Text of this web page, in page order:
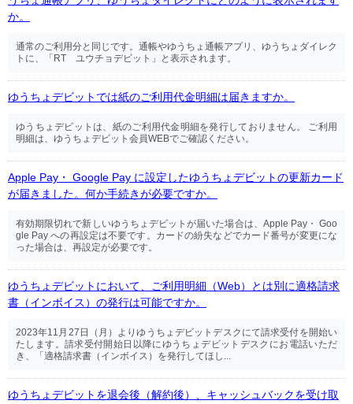
か。
通常のご利用分と同じです。通帳やゆうちょ通帳アプリ、ゆうちょダイレク
トに、「RT ユウチョデビット」と表示されます。
ゆうちょデビットでは紙のご利用代金明細は届きますか。
ゆうちょデビットは、紙のご利用代金明細を発行しておりません。 ご利用
明細は、ゆうちょデビット会員WEBでご確認ください。
Apple Pay・ Google Pay に設定したゆうちょデビットの更新カード
が届きました。何か手続きが必要ですか。
有効期限切れで新しいゆうちょデビットが届いた場合は、Apple Pay・ Goo
gle Pay への再設定は不要です。カードの紛失などでカード番号が変更にな
った場合は、再設定が必要です。
ゆうちょデビットにおいて、ご利用明細（Web）とは別に適格請求
書（インボイス）の発行は可能ですか。
2023年11月27日（月）よりゆうちょデビットデスクにて請求受付を開始い
たします。請求受付開始日以降にゆうちょデビットデスクにお電話いただ
き、「適格請求書（インボイス）を発行してほし...
ゆうちょデビットを退会後（解約後）、キャッシュバックを受け取